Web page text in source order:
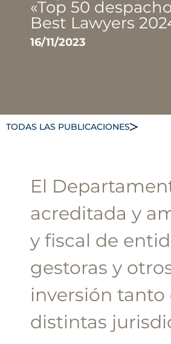
«Top 50
Best Lawyers
16/11/2023
TODAS LAS PUBLICACIONES
El
acreditada y
y fiscal de
gestoras y
inversión tanto
distintas